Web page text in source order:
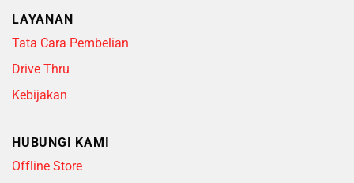
LAYANAN
Tata Cara Pembelian
Drive Thru
Kebijakan
HUBUNGI KAMI
Offline Store